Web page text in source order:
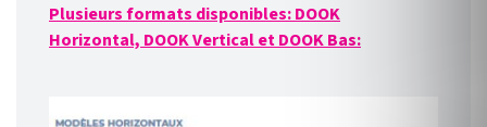
Plusieurs formats disponibles: DOOK
Horizontal, DOOK Vertical et DOOK Bas: